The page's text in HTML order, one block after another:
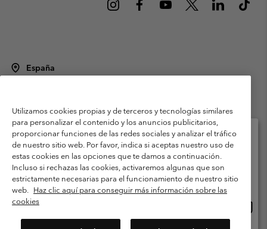
España
Condiciones de uso
Terminos de Venta
Garantía
Política de Privacidad
Términos y condiciones del programa de miembros
Términos De Uso Del Contenido Generado Por Los Usuarios
Impressum
Cookies Public CBCR
Utilizamos cookies propias y de terceros y tecnologías similares
para personalizar el contenido y los anuncios publicitarios,
proporcionar funciones de las redes sociales y analizar el tráfico
de nuestro sitio web. Por favor, indica si aceptas nuestro uso de
estas cookies en las opciones que te damos a continuación.
Incluso si rechazas las cookies, activaremos algunas que son
estrictamente necesarias para el funcionamiento de nuestro sitio
web. Haz clic aquí para conseguir más información sobre las
cookies
Selecciona tu país e idioma envío
Compras en línea disponibles